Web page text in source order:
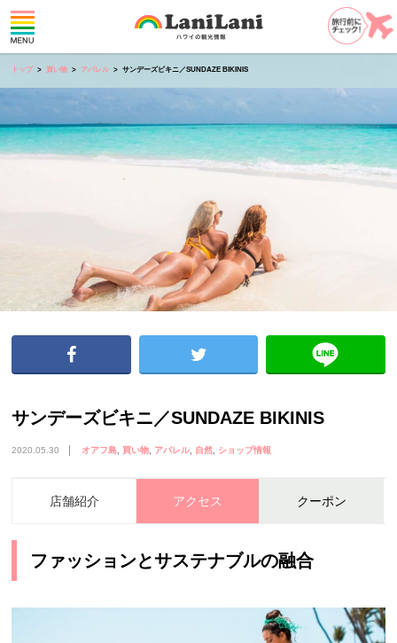
トップ 買い物 アパレル サンデーズビキニ／SUNDAZE BIKINIS
サンデーズビキニ／SUNDAZE BIKINIS
2020.05.30 オアフ島 買い物 アパレル 自然 ショップ情報
店舗紹介 アクセス クーポン
ファッションとサステナブルの融合